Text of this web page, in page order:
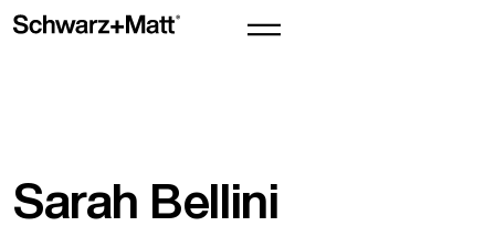
Sarah Bellini